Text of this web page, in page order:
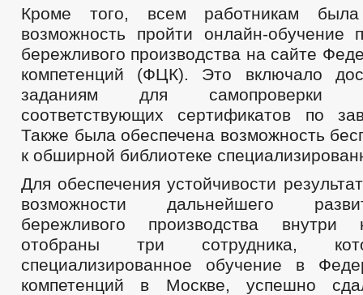
Кроме того, всем работникам была
возможность пройти онлайн-обучение
бережливого производства на сайте
компетенций (ФЦК). Это включало
заданиям для самопроверки
соответствующих сертификатов по
Также была обеспечена возможность
к обширной библиотеке
Для обеспечения устойчивости
возможности дальнейшего
бережливого производства внутри
отобраны три сотрудника,
специализированное обучение в
компетенций в Москве, успешно